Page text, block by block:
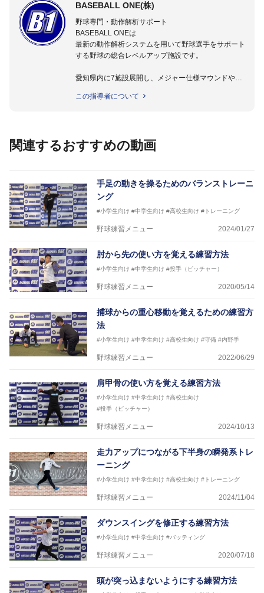
BASEBALL ONE(株)
野球専門・動作解析サポート
BASEBALL ONEは
最新の動作解析システムを用いて野球選手をサポート
する野球の総合レベルアップ施設です。
愛知県内に7施設展開し、メジャー仕様マウンドやト
動作解析システムを用いて、小学生からプロ野球選手
この指導者について
関連するおすすめの動画
手足の動きを操るためのバランストレーニ
ング
#小学生向け #中学生向け #高校生向け #トレーニング
野球練習メニュー 2024/01/27
肘から先の使い方を覚える練習方法
#小学生向け #中学生向け #投手（ピッチャー）
野球練習メニュー 2020/05/14
捕球からの重心移動を覚えるための練習方
法
#小学生向け #中学生向け #高校生向け #守備 #内野手
野球練習メニュー 2022/06/29
肩甲骨の使い方を覚える練習方法
#小学生向け #中学生向け #高校生向け
#投手（ピッチャー）
野球練習メニュー 2024/10/13
走力アップにつながる下半身の瞬発系トレ
ーニング
#小学生向け #中学生向け #高校生向け #トレーニング
野球練習メニュー 2024/11/04
ダウンスイングを修正する練習方法
#小学生向け #中学生向け #バッティング
野球練習メニュー 2020/07/18
頭が突っ込まないようにする練習方法